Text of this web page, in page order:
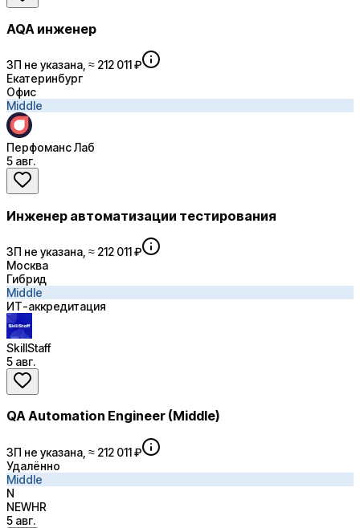
AQA инженер
ЗП не указана, ≈ 212 011 ₽
Екатеринбург
Офис
Middle
Перфоманс Лаб
5 авг.
Инженер автоматизации тестирования
ЗП не указана, ≈ 212 011 ₽
Москва
Гибрид
Middle
ИТ-аккредитация
SkillStaff
5 авг.
QA Automation Engineer (Middle)
ЗП не указана, ≈ 212 011 ₽
Удалённо
Middle
N
NEWHR
5 авг.